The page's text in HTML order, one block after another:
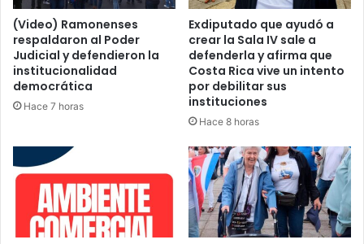
(Video) Ramonenses
respaldaron al Poder
Judicial y defendieron la
institucionalidad
democrática
Hace 7 horas
Exdiputado que ayudó a
crear la Sala IV sale a
defenderla y afirma que
Costa Rica vive un intento
por debilitar sus
instituciones
Hace 8 horas